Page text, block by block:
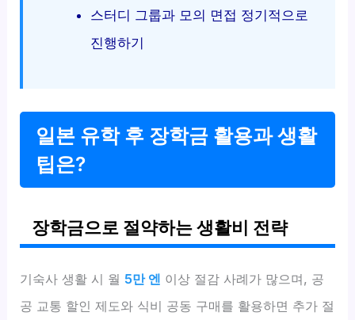
스터디 그룹과 모의 면접 정기적으로
진행하기
일본 유학 후 장학금 활용과 생활
팁은?
장학금으로 절약하는 생활비 전략
기숙사 생활 시 월 5만 엔 이상 절감 사례가 많으며, 공
공 교통 할인 제도와 식비 공동 구매를 활용하면 추가 절